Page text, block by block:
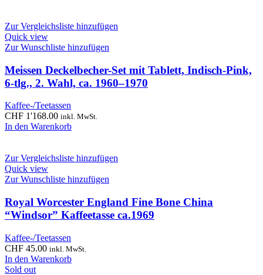
Zur Vergleichsliste hinzufügen
Quick view
Zur Wunschliste hinzufügen
Meissen Deckelbecher-Set mit Tablett, Indisch-Pink,
6-tlg., 2. Wahl, ca. 1960–1970
Kaffee-/Teetassen
CHF 1'168.00 inkl. MwSt.
In den Warenkorb
Zur Vergleichsliste hinzufügen
Quick view
Zur Wunschliste hinzufügen
Royal Worcester England Fine Bone China
“Windsor” Kaffeetasse ca.1969
Kaffee-/Teetassen
CHF 45.00 inkl. MwSt.
In den Warenkorb
Sold out